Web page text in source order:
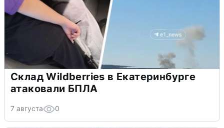
Склад Wildberries в Екатеринбурге
атаковали БПЛА
7 августа 0